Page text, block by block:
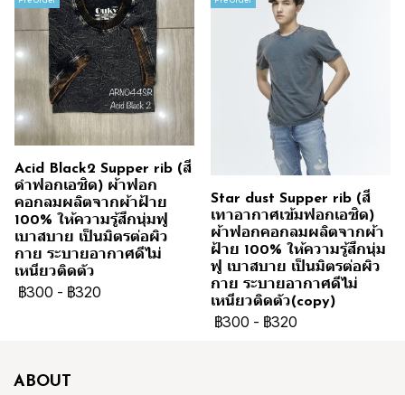
Acid Black2 Supper rib (สี
ดำฟอกเอซิด) ผ้าฟอก
คอกลมผลิตจากผ้าฝ้าย
100% ให้ความรู้สึกนุ่มฟู
เบาสบาย เป็นมิตรต่อผิว
กาย ระบายอากาศดีไม่
เหนียวติดตัว
฿300 - ฿320
Star dust Supper rib (สี
เทาอากาศเข้มฟอกเอซิด)
ผ้าฟอกคอกลมผลิตจากผ้า
ฝ้าย 100% ให้ความรู้สึกนุ่ม
ฟู เบาสบาย เป็นมิตรต่อผิว
กาย ระบายอากาศดีไม่
เหนียวติดตัว(copy)
฿300 - ฿320
ABOUT